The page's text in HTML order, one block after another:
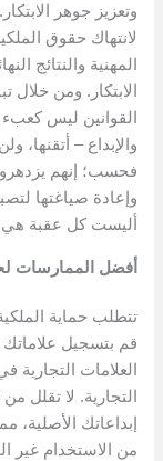
وتعزيز جوهر
لانتهاك حقوق
المهنية والنتائج
الابتكار. ومن خلال
القوانين ليس كعبء
والإبداع – أتقنها،
فحسب؛ إنهم
وإعادة صياغتها
أليست كل عقبة هي
أفضل الممارسات
تتطلب حماية
قم بتسجيل علاماتك
العلامات
التجارية. لا تقلل
إبداعاتك الأصلية،
من الاستخدام غير